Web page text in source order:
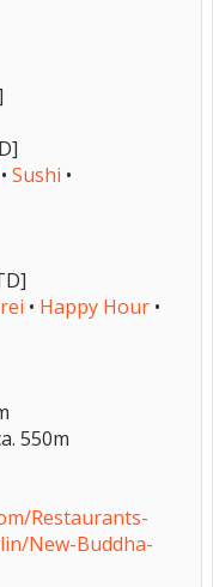
• Sushi •
• Happy Hour •
550m
Restaurants-
New-Buddha-